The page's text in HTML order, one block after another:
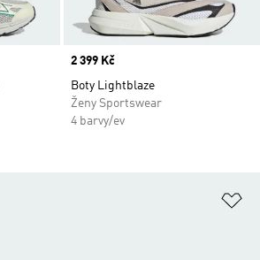
Price
2 399 Kč
Boty Lightblaze
Ženy Sportswear
4 barvy/ev